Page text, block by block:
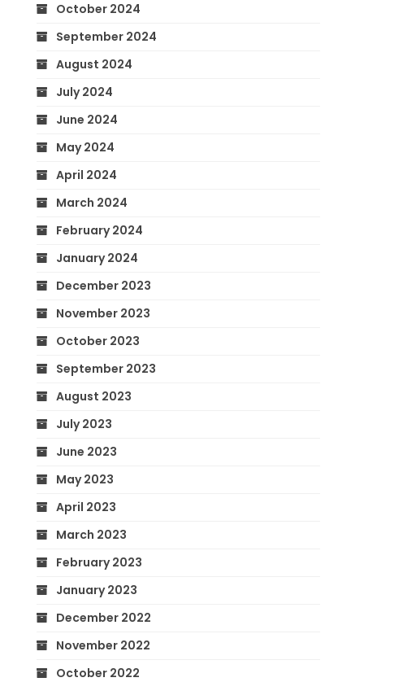
October 2024
September 2024
August 2024
July 2024
June 2024
May 2024
April 2024
March 2024
February 2024
January 2024
December 2023
November 2023
October 2023
September 2023
August 2023
July 2023
June 2023
May 2023
April 2023
March 2023
February 2023
January 2023
December 2022
November 2022
October 2022